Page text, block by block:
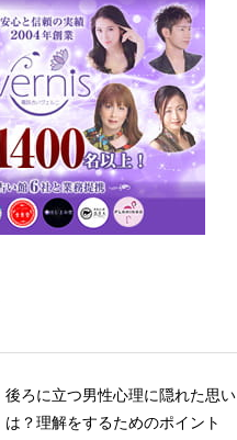
後ろに立つ男性心理に隠れた思い
は？理解をするためのポイント